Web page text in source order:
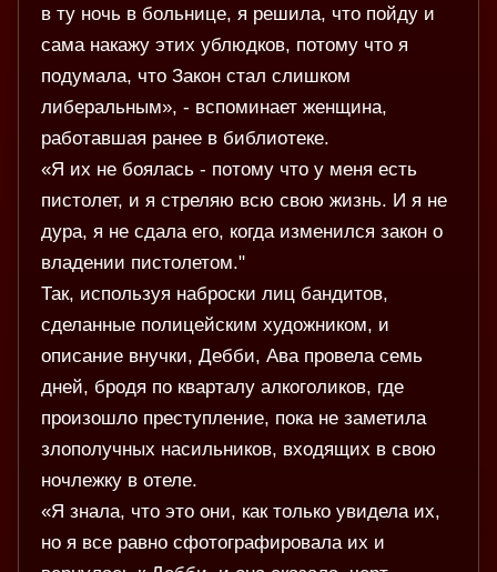
в ту ночь в больнице, я решила, что пойду и
сама накажу этих ублюдков, потому что я
подумала, что Закон стал слишком
либеральным», - вспоминает женщина,
работавшая ранее в библиотеке.
«Я их не боялась - потому что у меня есть
пистолет, и я стреляю всю свою жизнь. И я не
дура, я не сдала его, когда изменился закон о
владении пистолетом."
Так, используя наброски лиц бандитов,
сделанные полицейским художником, и
описание внучки, Дебби, Ава провела семь
дней, бродя по кварталу алкоголиков, где
произошло преступление, пока не заметила
злополучных насильников, входящих в свою
ночлежку в отеле.
«Я знала, что это они, как только увидела их,
но я все равно сфотографировала их и